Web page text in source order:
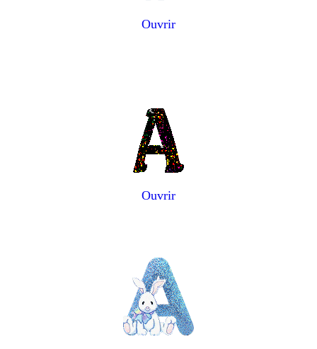
Ouvrir
Ouvrir